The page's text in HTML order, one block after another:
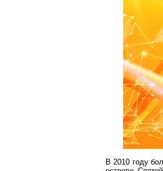
В 2010 году